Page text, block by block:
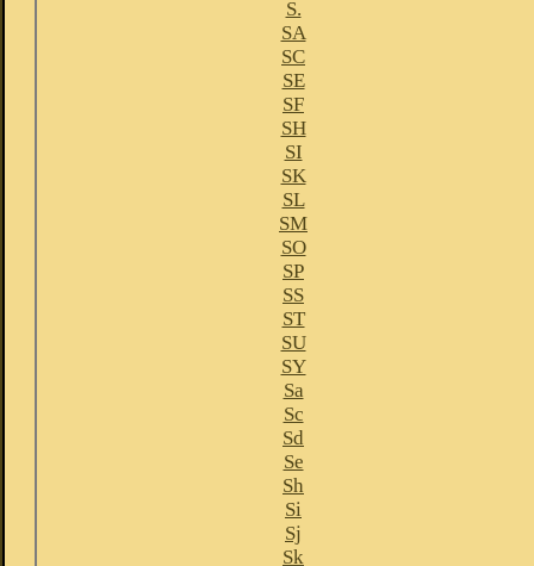
S.
SA
SC
SE
SF
SH
SI
SK
SL
SM
SO
SP
SS
ST
SU
SY
Sa
Sc
Sd
Se
Sh
Si
Sj
Sk